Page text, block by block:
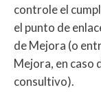
controle el
el punto de
de Mejora (o
Mejora, en caso
consultivo).